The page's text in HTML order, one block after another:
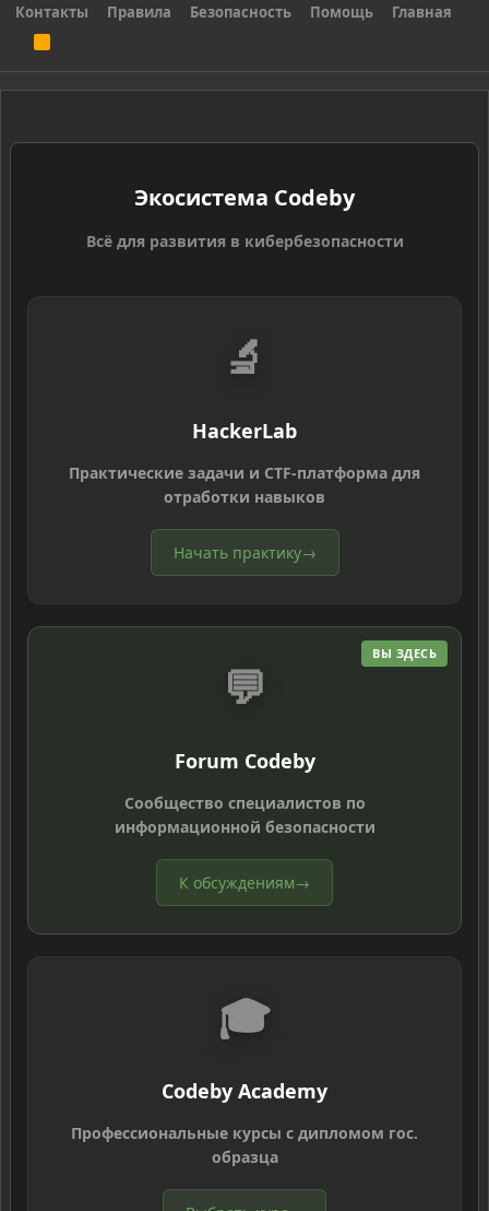
Контакты
Правила Безопасность Помощь Главная
S
Экосистема Codeby
Всё для развития в кибербезопасности
🔬
HackerLab
Практические задачи и CTF-платформа для
отработки навыков
Начать практику→
ВЫ ЗДЕСЬ
💬
Forum Codeby
Сообщество специалистов по
информационной безопасности
К обсуждениям→
🎓
Codeby Academy
Профессиональные курсы с дипломом гос.
образца